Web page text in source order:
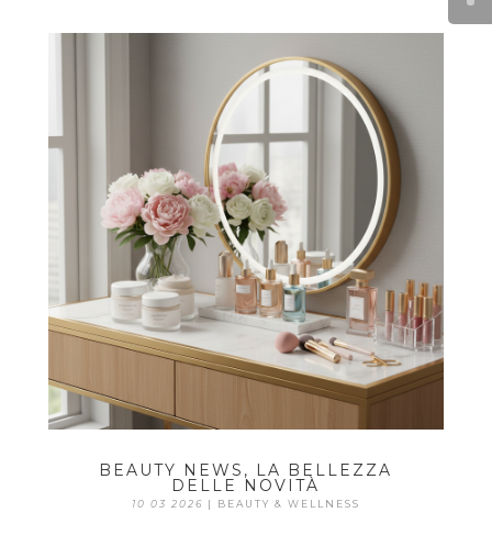
BEAUTY NEWS, LA BELLEZZA
DELLE NOVITÀ
10 03 2026 | BEAUTY & WELLNESS